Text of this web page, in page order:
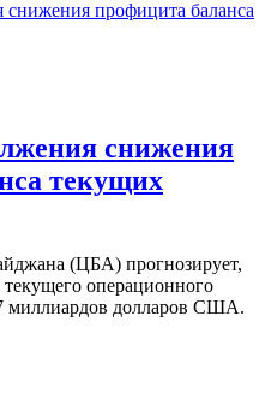
снижения
текущих
(ЦБА) прогнозирует,
операционного
миллиардов долларов США.